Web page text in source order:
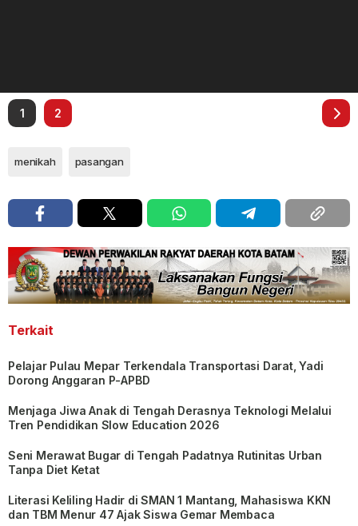
1 2
menikah pasangan
Terkait
Pelajar Pulau Mepar Terkendala Transportasi Darat, Yadi
Dorong Anggaran P-APBD
Menjaga Jiwa Anak di Tengah Derasnya Teknologi Melalui
Tren Pendidikan Slow Education 2026
Seni Merawat Bugar di Tengah Padatnya Rutinitas Urban
Tanpa Diet Ketat
Literasi Keliling Hadir di SMAN 1 Mantang, Mahasiswa KKN
dan TBM Menur 47 Ajak Siswa Gemar Membaca